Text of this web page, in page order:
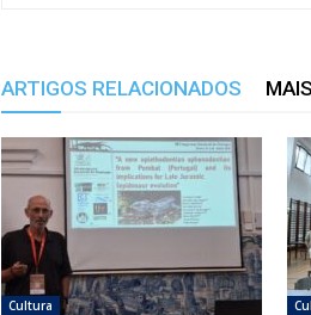
ARTIGOS RELACIONADOS
Cultura